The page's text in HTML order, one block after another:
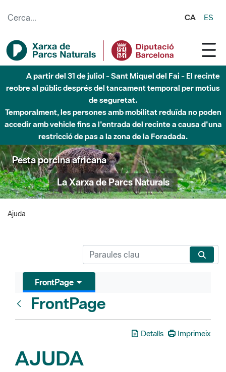
CA ES
A partir del 31 de juliol - Sant Miquel del Fai - El recinte
reobre al públic després del tancament temporal per motius
de seguretat.
Temporalment, les persones amb mobilitat reduïda no poden
accedir amb vehicle fins a l'entrada del recinte a causa d'una
restricció de pas a la zona de la Foradada.
Pesta porcina africana
La Xarxa de Parcs Naturals
Ajuda
FrontPage
FrontPage
Detalls Imprimeix
AJUDA